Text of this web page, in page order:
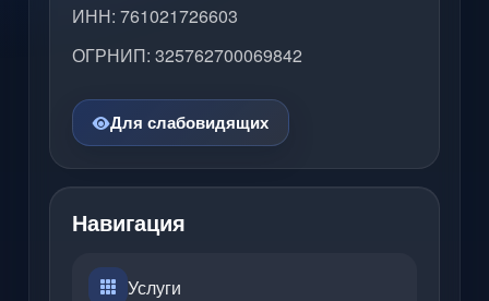
ИНН: 761021726603
ОГРНИП: 325762700069842
Для слабовидящих
Навигация
Услуги